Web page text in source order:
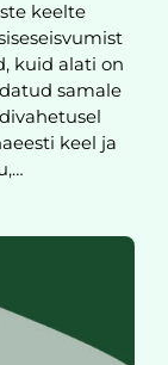
keelte
kuid alati on
samale
keel ja